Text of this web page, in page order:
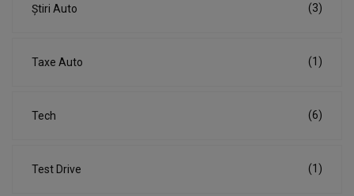
Știri Auto (3)
Taxe Auto (1)
Tech (6)
Test Drive (1)